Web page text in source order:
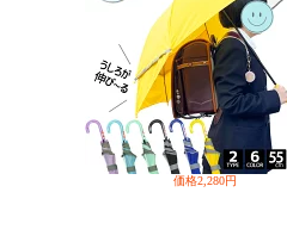
価格2,280円